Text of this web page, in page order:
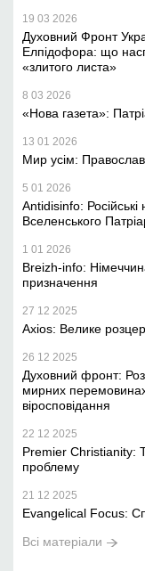
19 03 2026
Духовний Фронт
Елпідофора: що
«злитого листа»
8 03 2026
«Нова газета»:
13 01 2026
Мир усім:
5 01 2026
Antidisinfo: Російські
Вселенського
1 01 2026
Breizh-info:
призначення
27 12 2025
Axios: Велике
26 12 2025
Духовний фронт:
мирних
віросповідання
22 12 2025
Premier Christianity:
проблему
21 12 2025
Evangelical Focus:
Всі матеріали